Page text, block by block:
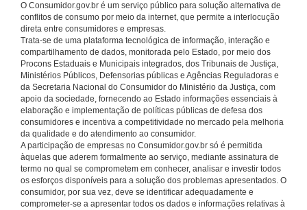
O Consumidor.gov.br é um serviço público para solução alternativa de
conflitos de consumo por meio da internet, que permite a interlocução
direta entre consumidores e empresas.
Trata-se de uma plataforma tecnológica de informação, interação e
compartilhamento de dados, monitorada pelo Estado, por meio dos
Procons Estaduais e Municipais integrados, dos Tribunais de Justiça,
Ministérios Públicos, Defensorias públicas e Agências Reguladoras e
da Secretaria Nacional do Consumidor do Ministério da Justiça, com
apoio da sociedade, fornecendo ao Estado informações essenciais à
elaboração e implementação de políticas públicas de defesa dos
consumidores e incentiva a competitividade no mercado pela melhoria
da qualidade e do atendimento ao consumidor.
A participação de empresas no Consumidor.gov.br só é permitida
àquelas que aderem formalmente ao serviço, mediante assinatura de
termo no qual se comprometem em conhecer, analisar e investir todos
os esforços disponíveis para a solução dos problemas apresentados. O
consumidor, por sua vez, deve se identificar adequadamente e
comprometer-se a apresentar todos os dados e informações relativas à